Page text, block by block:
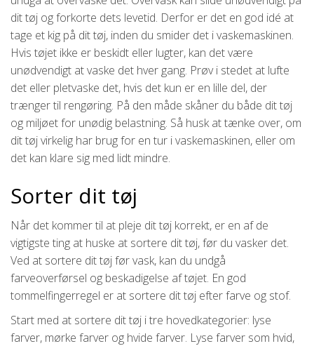
dit tøj og forkorte dets levetid. Derfor er det en god idé at
tage et kig på dit tøj, inden du smider det i vaskemaskinen.
Hvis tøjet ikke er beskidt eller lugter, kan det være
unødvendigt at vaske det hver gang. Prøv i stedet at lufte
det eller pletvaske det, hvis det kun er en lille del, der
trænger til rengøring. På den måde skåner du både dit tøj
og miljøet for unødig belastning. Så husk at tænke over, om
dit tøj virkelig har brug for en tur i vaskemaskinen, eller om
det kan klare sig med lidt mindre.
Sorter dit tøj
Når det kommer til at pleje dit tøj korrekt, er en af de
vigtigste ting at huske at sortere dit tøj, før du vasker det.
Ved at sortere dit tøj før vask, kan du undgå
farveoverførsel og beskadigelse af tøjet. En god
tommelfingerregel er at sortere dit tøj efter farve og stof.
Start med at sortere dit tøj i tre hovedkategorier: lyse
farver, mørke farver og hvide farver. Lyse farver som hvid,